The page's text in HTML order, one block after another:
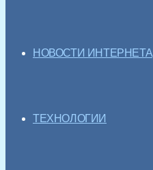
НОВОСТИ ИНТЕРНЕТА
ТЕХНОЛОГИИ